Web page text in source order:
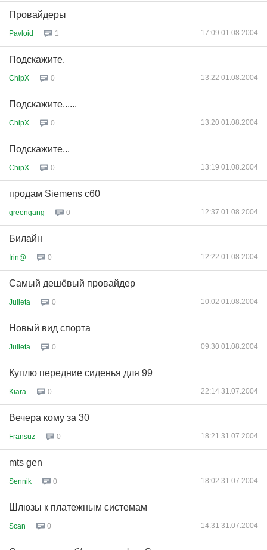
Провайдеры
Pavloid 1 17:09 01.08.2004
Подскажите.
ChipX 0 13:22 01.08.2004
Подскажите......
ChipX 0 13:20 01.08.2004
Подскажите...
ChipX 0 13:19 01.08.2004
продам Siemens c60
greengang 0 12:37 01.08.2004
Билайн
Irin@ 0 12:22 01.08.2004
Самый дешёвый провайдер
Julieta 0 10:02 01.08.2004
Новый вид спорта
Julieta 0 09:30 01.08.2004
Куплю передние сиденья для 99
Kiara 0 22:14 31.07.2004
Вечера кому за 30
Fransuz 0 18:21 31.07.2004
mts gen
Sennik 0 18:02 31.07.2004
Шлюзы к платежным системам
Scan 0 14:31 31.07.2004